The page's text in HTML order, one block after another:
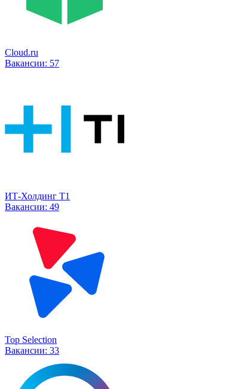
Cloud.ru
Вакансии: 57
ИТ-Холдинг Т1
Вакансии: 49
Top Selection
Вакансии: 33